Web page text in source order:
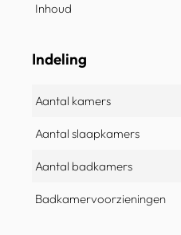
Inhoud
Indeling
Aantal kamers
Aantal slaapkamers
Aantal badkamers
Badkamervoorzieningen